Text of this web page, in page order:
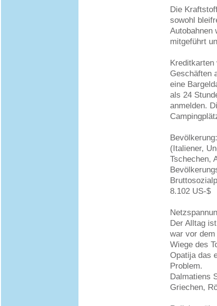
Die
sowohl
Autobahnen
mitgeführt
Kreditkarten
Geschäften
eine
als 24
anmelden.
(Italiener,
Tschechen,
8.102 US-$
Der Alltag
war vor
Wiege des
Opatija das
Problem.
Dalmatiens
Griechen,